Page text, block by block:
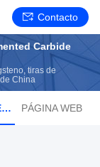
Contacto
Carbide
tiras de
China
LISTA DE REPRODUCCIÓN PÁGINA WEB